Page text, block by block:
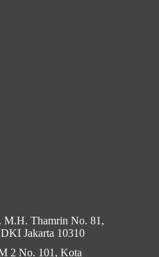
M.H. Thamrin No. 81,
Jakarta 10310
2 No. 101, Kota